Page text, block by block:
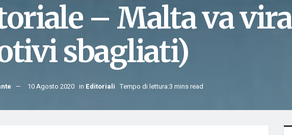
– Malta va
sbagliati)
10 Agosto 2020 in Editoriali Tempo di lettura:3 mins read